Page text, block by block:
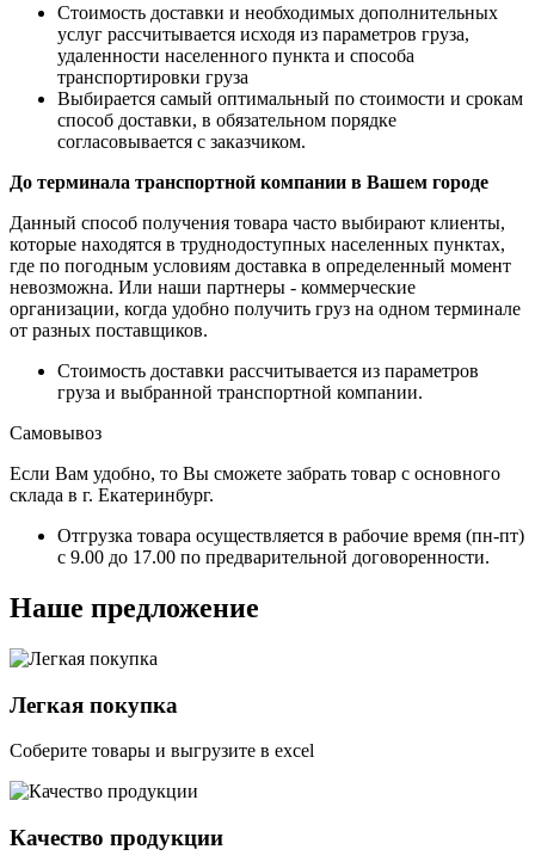
Стоимость доставки и необходимых дополнительных
услуг рассчитывается исходя из параметров груза,
удаленности населенного пункта и способа
транспортировки груза
Выбирается самый оптимальный по стоимости и срокам
способ доставки, в обязательном порядке
согласовывается с заказчиком.
До терминала транспортной компании в Вашем городе
Данный способ получения товара часто выбирают клиенты,
которые находятся в труднодоступных населенных пунктах,
где по погодным условиям доставка в определенный момент
невозможна. Или наши партнеры - коммерческие
организации, когда удобно получить груз на одном терминале
от разных поставщиков.
Стоимость доставки рассчитывается из параметров
груза и выбранной транспортной компании.
Самовывоз
Если Вам удобно, то Вы сможете забрать товар с основного
склада в г. Екатеринбург.
Отгрузка товара осуществляется в рабочие время (пн-пт)
с 9.00 до 17.00 по предварительной договоренности.
Наше предложение
Легкая покупка
Соберите товары и выгрузите в excel
Качество продукции